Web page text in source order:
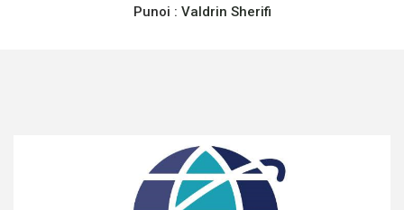
Punoi : Valdrin Sherifi